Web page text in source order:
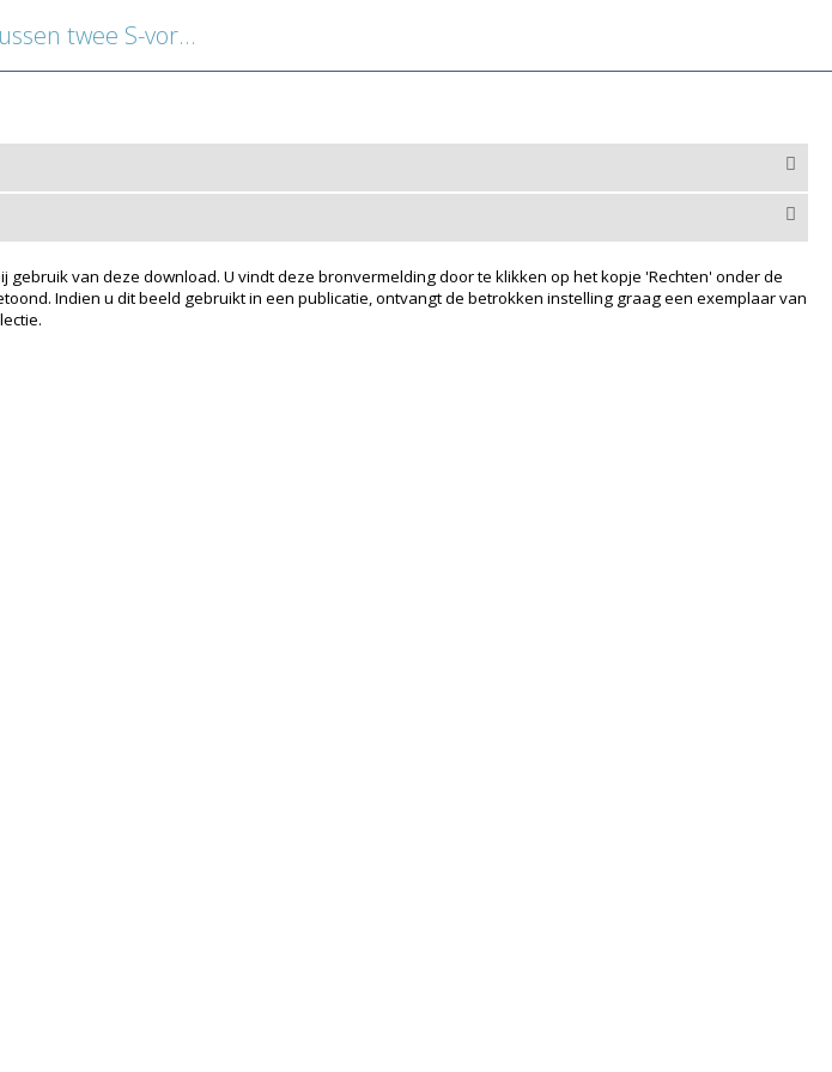
S-vormige arabesken
van deze download. U vindt deze bronvermelding door te klikken op het kopje 'Rechten' onder de
Indien u dit beeld gebruikt in een publicatie, ontvangt de betrokken instelling graag een exemplaar van